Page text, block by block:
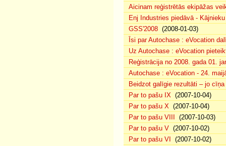
Aicinam reģistrētās ekipāžas
Enj Industries piedāvā -
GSS'2008 (2008-01-03)
Īsi par Autochase : eVocation
Uz Autochase : eVocation
Reģistrācija no 2008. gada 01.
Autochase : eVocation - 24.
Beidzot galīgie rezultāti – jo
Par to pašu IX (2007-10-04)
Par to pašu X (2007-10-04)
Par to pašu VIII
(2007-10-03)
Par to pašu V (2007-10-02)
Par to pašu VI
(2007-10-02)